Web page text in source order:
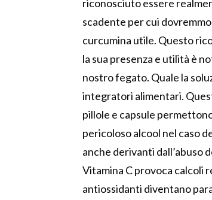
riconosciuto essere
scadente per cui
curcumina utile. Questo
la sua presenza e utilità è
nostro fegato. Quale la
integratori alimentari.
pillole e capsule
pericoloso alcool nel caso
anche derivanti dall’abuso
Vitamina C provoca calcoli
antiossidanti diventano